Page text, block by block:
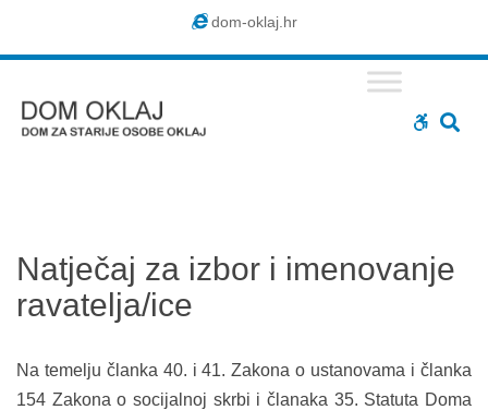
dom-oklaj.hr
WCAG
Natječaj za izbor i imenovanje
ravatelja/ice
Na temelju članka 40. i 41. Zakona o ustanovama i članka
154 Zakona o socijalnoj skrbi i članaka 35. Statuta Doma